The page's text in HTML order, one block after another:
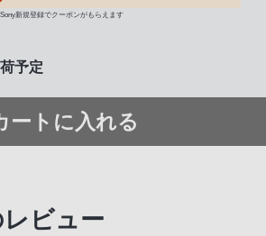
新規登録でクーポンがもらえます
予定
ートに入れる
ビュー